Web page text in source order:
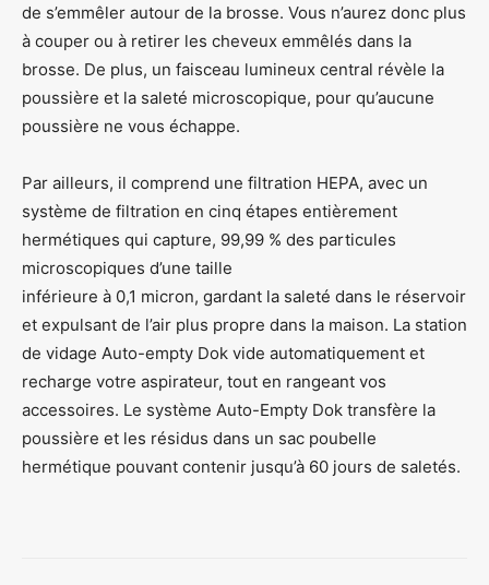
de s’emmêler autour de la brosse. Vous n’aurez donc plus
à couper ou à retirer les cheveux emmêlés dans la
brosse. De plus, un faisceau lumineux central révèle la
poussière et la saleté microscopique, pour qu’aucune
poussière ne vous échappe.
Par ailleurs, il comprend une filtration HEPA, avec un
système de filtration en cinq étapes entièrement
hermétiques qui capture, 99,99 % des particules
microscopiques d’une taille
inférieure à 0,1 micron, gardant la saleté dans le réservoir
et expulsant de l’air plus propre dans la maison. La station
de vidage Auto-empty Dok vide automatiquement et
recharge votre aspirateur, tout en rangeant vos
accessoires. Le système Auto-Empty Dok transfère la
poussière et les résidus dans un sac poubelle
hermétique pouvant contenir jusqu’à 60 jours de saletés.